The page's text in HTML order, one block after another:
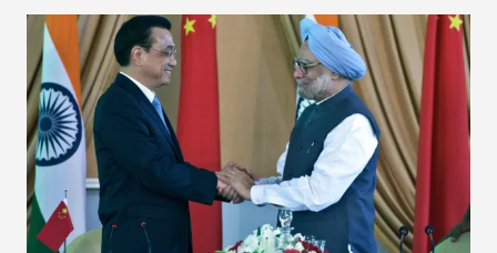
次，下令对目前有关控制线的军事政策进行全面审
查，包括交战的规则和标准作业程序。同时设立一
个最高机构，成员包括所有相关文职和军队官员，
对动荡不安的控制线局势进行持续监控并做出响
应。第三，印度必须对巴基斯坦总理纳瓦兹•谢里夫
提出的共同减少控制线地区暴力事件的提议进行更
深入的探究。